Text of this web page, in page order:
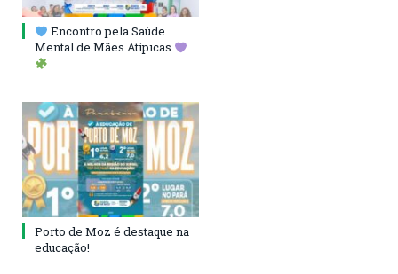
Encontro pela Saúde
Mental de Mães Atípicas
Porto de Moz é destaque na
educação!